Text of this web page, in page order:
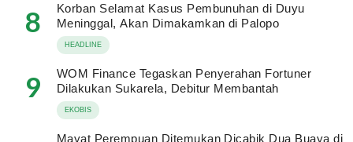
8
Korban Selamat Kasus Pembunuhan di Duyu
Meninggal, Akan Dimakamkan di Palopo
HEADLINE
9
WOM Finance Tegaskan Penyerahan Fortuner
Dilakukan Sukarela, Debitur Membantah
EKOBIS
Mayat Perempuan Ditemukan Dicabik Dua Buaya di